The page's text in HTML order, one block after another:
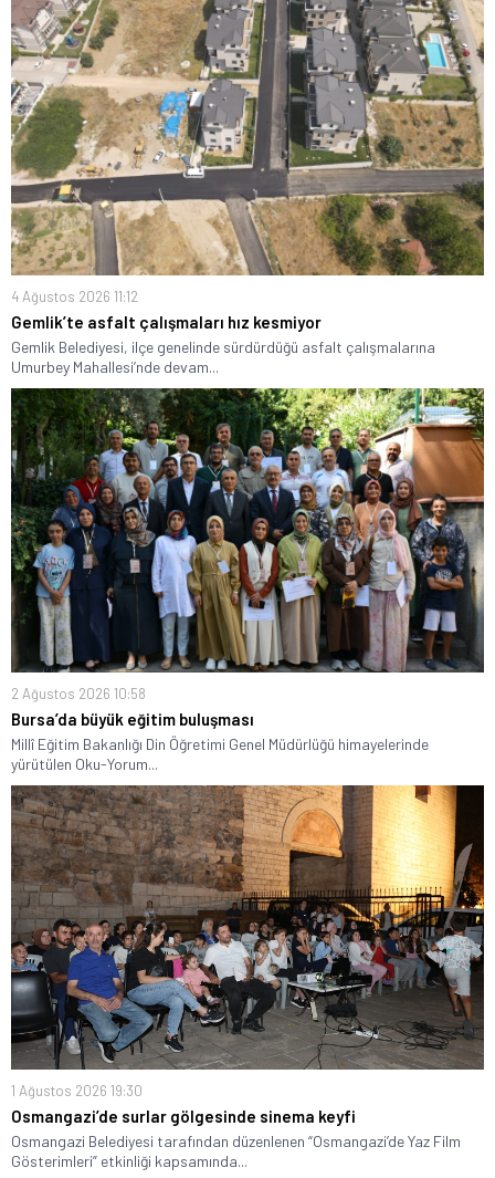
4 Ağustos 2026 11:12
Gemlik’te asfalt çalışmaları hız kesmiyor
Gemlik Belediyesi, ilçe genelinde sürdürdüğü asfalt çalışmalarına
Umurbey Mahallesi’nde devam...
2 Ağustos 2026 10:58
Bursa’da büyük eğitim buluşması
Millî Eğitim Bakanlığı Din Öğretimi Genel Müdürlüğü himayelerinde
yürütülen Oku-Yorum...
1 Ağustos 2026 19:30
Osmangazi’de surlar gölgesinde sinema keyfi
Osmangazi Belediyesi tarafından düzenlenen “Osmangazi’de Yaz Film
Gösterimleri” etkinliği kapsamında...